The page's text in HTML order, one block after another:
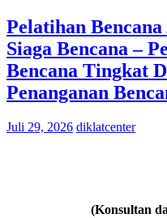
Pelatihan
Siaga Bencana –
Bencana Tingkat
Penanganan
Juli 29, 2026 diklatcenter
(Konsultan